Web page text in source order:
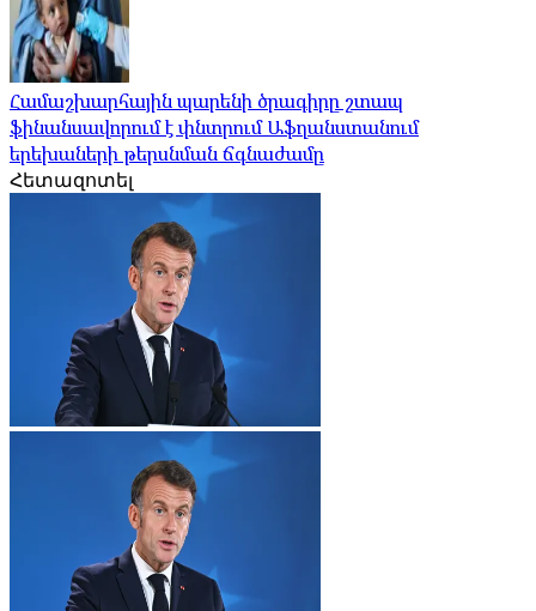
Համաշխարհային պարենի ծրագիրը շտապ
ֆինանսավորում է փնտրում Աֆղանստանում
երեխաների թերսնման ճգնաժամը
Հետազոտել